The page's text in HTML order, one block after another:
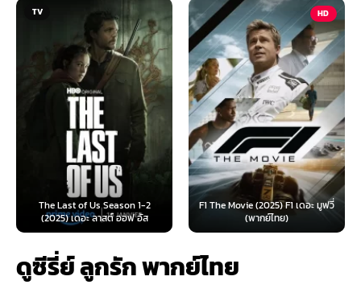
Us Season 1-2
อะ ลาสต์ ออฟ อัส
F1 The Movie (2025) F1 เดอะ มูฟวี่
Furiosa: A Mad
ดูซีรี่ย์ ลูกรัก พากย์ไทย